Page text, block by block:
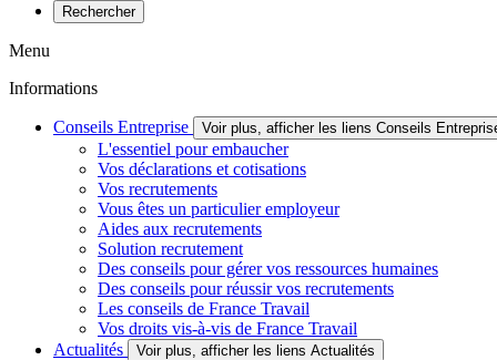
Rechercher
Menu
Informations
Conseils Entreprise Voir plus, afficher les liens Conseils
L'essentiel pour embaucher
Vos déclarations et cotisations
Vos recrutements
Vous êtes un particulier employeur
Aides aux recrutements
Solution recrutement
Des conseils pour gérer vos ressources humaines
Des conseils pour réussir vos recrutements
Les conseils de France Travail
Vos droits vis-à-vis de France Travail
Actualités
Voir plus, afficher les liens Actualités